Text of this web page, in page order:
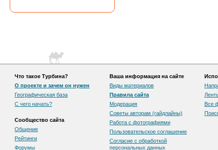
Что такое Турбина?
О проекте и зачем он нужен
Географическая база
С чего начать?
Сообщество сайта
Общение
Рейтинги
Форумы
Ваша информация на сайте
Виды материалов
Правила сайта
Модерация
Советы авторам (гайдлайны)
Работа с фотографиями
Пользовательскоe соглашение
Согласие с обработкой
персональных данных
Все